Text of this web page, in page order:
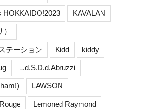
HOKKAIDO!2023 KAVALAN
テーション Kidd kiddy
L.d.S.D.d.Abruzzi
LAWSON
Lemoned Raymond